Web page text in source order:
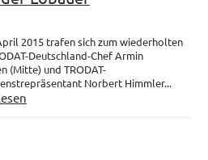
2015 trafen sich zum wiederholten
Deutschland-Chef Armin
(Mitte) und TRODAT-
Norbert Himmler...